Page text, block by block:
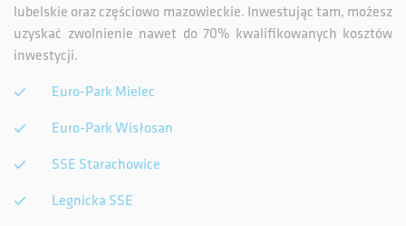
lubelskie oraz częściowo mazowieckie. Inwestując tam, możesz
uzyskać zwolnienie nawet do 70% kwalifikowanych kosztów
inwestycji.
Euro-Park Mielec
Euro-Park Wisłosan
SSE Starachowice
Legnicka SSE